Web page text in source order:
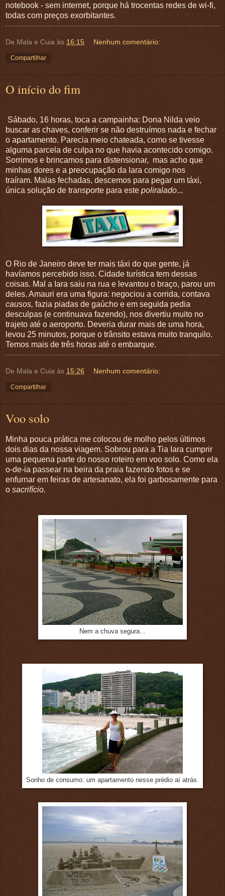
notebook - sem internet, porque há trocentas redes de wi-fi,
todas com preços exorbitantes.
De Mala e Cuia às 16:15 Nenhum comentário:
Compartilhar
O início do fim
Sábado, 16 horas, toca a campainha: Dona Nilda veio
buscar as chaves, conferir se não destruímos nada e fechar
o apartamento. Parecia meio chateada, como se tivesse
alguma parcela de culpa no que havia acontecido comigo.
Sorrimos e brincamos para distensionar, mas acho que
minhas dores e a preocupação da Iara comigo nos
traíram. Malas fechadas, descemos para pegar um táxi,
única solução de transporte para este poliralado...
O Rio de Janeiro deve ter mais táxi do que gente, já
havíamos percebido isso. Cidade turística tem dessas
coisas. Mal a Iara saiu na rua e levantou o braço, parou um
deles. Amauri era uma figura: negociou a corrida, contava
causos, fazia piadas de gaúcho e em seguida pedia
desculpas (e continuava fazendo), nos divertiu muito no
trajeto até o aeroporto. Deveria durar mais de uma hora,
levou 25 minutos, porque o trânsito estava muito tranquilo.
Temos mais de três horas até o embarque.
De Mala e Cuia às 15:26 Nenhum comentário:
Compartilhar
Voo solo
Minha pouca prática me colocou de molho pelos últimos
dois dias da nossa viagem. Sobrou para a Tia Iara cumprir
uma pequena parte do nosso roteiro em voo solo. Como ela
o-de-ia passear na beira da praia fazendo fotos e se
enfurnar em feiras de artesanato, ela foi garbosamente para
o sacrifício.
Nem a chuva segura...
Sonho de consumo: um apartamento nesse prédio aí atrás.